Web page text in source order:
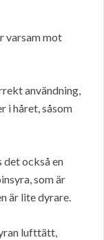
varsam mot
användning,
i håret, såsom
det också en
som är
är lite dyrare.
lufttätt,